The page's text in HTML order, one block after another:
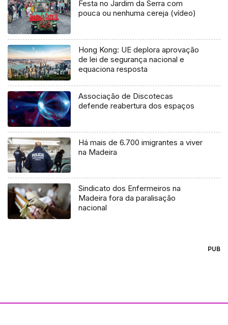
Festa no Jardim da Serra com
pouca ou nenhuma cereja (vídeo)
Hong Kong: UE deplora aprovação
de lei de segurança nacional e
equaciona resposta
Associação de Discotecas
defende reabertura dos espaços
Há mais de 6.700 imigrantes a viver
na Madeira
Sindicato dos Enfermeiros na
Madeira fora da paralisação
nacional
PUB